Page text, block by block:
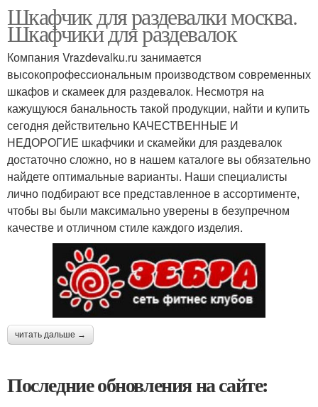
Шкафчик для раздевалки москва.
Шкафчики для раздевалок
Компания Vrazdevalku.ru занимается
высокопрофессиональным производством современных
шкафов и скамеек для раздевалок. Несмотря на
кажущуюся банальность такой продукции, найти и купить
сегодня действительно КАЧЕСТВЕННЫЕ И
НЕДОРОГИЕ шкафчики и скамейки для раздевалок
достаточно сложно, но в нашем каталоге вы обязательно
найдете оптимальные варианты. Наши специалисты
лично подбирают все представленное в ассортименте,
чтобы вы были максимально уверены в безупречном
качестве и отличном стиле каждого изделия.
читать дальше →
Последние обновления на сайте: